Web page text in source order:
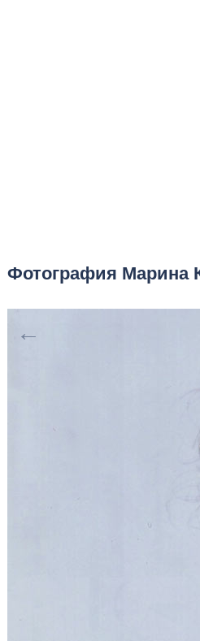
Фотография Марина
←